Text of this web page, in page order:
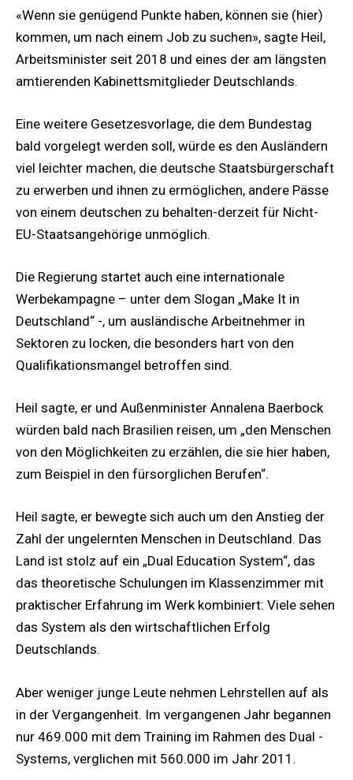
«Wenn sie genügend Punkte haben, können sie (hier)
kommen, um nach einem Job zu suchen», sagte Heil,
Arbeitsminister seit 2018 und eines der am längsten
amtierenden Kabinettsmitglieder Deutschlands.
Eine weitere Gesetzesvorlage, die dem Bundestag
bald vorgelegt werden soll, würde es den Ausländern
viel leichter machen, die deutsche Staatsbürgerschaft
zu erwerben und ihnen zu ermöglichen, andere Pässe
von einem deutschen zu behalten-derzeit für Nicht-
EU-Staatsangehörige unmöglich.
Die Regierung startet auch eine internationale
Werbekampagne – unter dem Slogan „Make It in
Deutschland“ -, um ausländische Arbeitnehmer in
Sektoren zu locken, die besonders hart von den
Qualifikationsmangel betroffen sind.
Heil sagte, er und Außenminister Annalena Baerbock
würden bald nach Brasilien reisen, um „den Menschen
von den Möglichkeiten zu erzählen, die sie hier haben,
zum Beispiel in den fürsorglichen Berufen“.
Heil sagte, er bewegte sich auch um den Anstieg der
Zahl der ungelernten Menschen in Deutschland. Das
Land ist stolz auf ein „Dual Education System“, das
das theoretische Schulungen im Klassenzimmer mit
praktischer Erfahrung im Werk kombiniert: Viele sehen
das System als den wirtschaftlichen Erfolg
Deutschlands.
Aber weniger junge Leute nehmen Lehrstellen auf als
in der Vergangenheit. Im vergangenen Jahr begannen
nur 469.000 mit dem Training im Rahmen des Dual -
Systems, verglichen mit 560.000 im Jahr 2011.